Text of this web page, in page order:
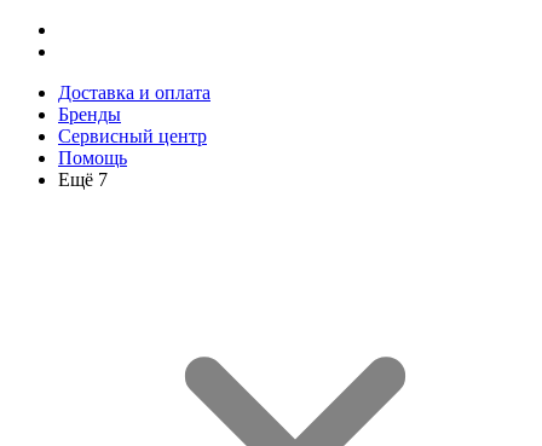
Доставка и оплата
Бренды
Сервисный центр
Помощь
Ещё 7